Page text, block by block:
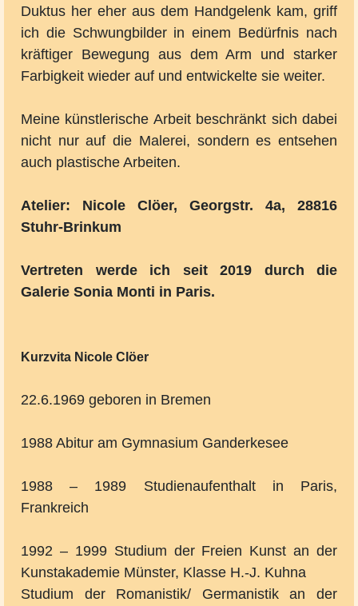
Duktus her eher aus dem Handgelenk kam, griff
ich die Schwungbilder in einem Bedürfnis nach
kräftiger Bewegung aus dem Arm und starker
Farbigkeit wieder auf und entwickelte sie weiter.
Meine künstlerische Arbeit beschränkt sich dabei
nicht nur auf die Malerei, sondern es entsehen
auch plastische Arbeiten.
Atelier: Nicole Clöer, Georgstr. 4a, 28816
Stuhr-Brinkum
Vertreten werde ich seit 2019 durch die
Galerie Sonia Monti in Paris.
Kurzvita Nicole Clöer
22.6.1969 geboren in Bremen
1988 Abitur am Gymnasium Ganderkesee
1988 – 1989 Studienaufenthalt in Paris,
Frankreich
1992 – 1999 Studium der Freien Kunst an der
Kunstakademie Münster, Klasse H.-J. Kuhna
Studium der Romanistik/ Germanistik an der